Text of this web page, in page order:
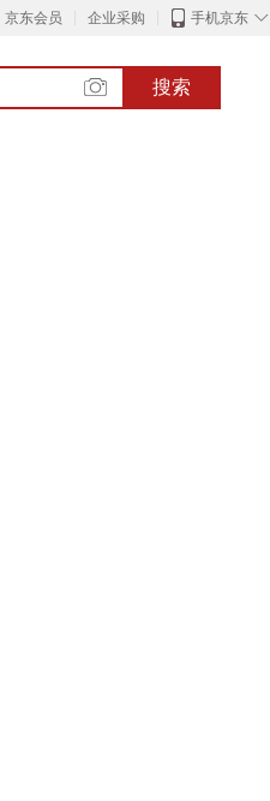
京东会员 企业采购 ◇
手机京东
搜索